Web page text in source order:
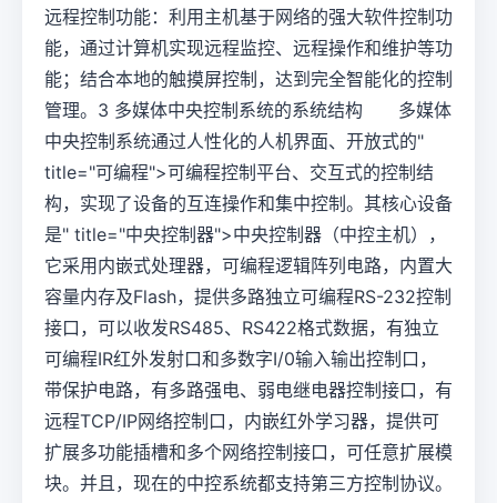
远程控制功能：利用主机基于网络的强大软件控制功
能，通过计算机实现远程监控、远程操作和维护等功
能；结合本地的触摸屏控制，达到完全智能化的控制
管理。3 多媒体中央控制系统的系统结构 多媒体
中央控制系统通过人性化的人机界面、开放式的"
title="可编程">可编程控制平台、交互式的控制结
构，实现了设备的互连操作和集中控制。其核心设备
是" title="中央控制器">中央控制器（中控主机），
它采用内嵌式处理器，可编程逻辑阵列电路，内置大
容量内存及Flash，提供多路独立可编程RS-232控制
接口，可以收发RS485、RS422格式数据，有独立
可编程IR红外发射口和多数字I/0输入输出控制口，
带保护电路，有多路强电、弱电继电器控制接口，有
远程TCP/IP网络控制口，内嵌红外学习器，提供可
扩展多功能插槽和多个网络控制接口，可任意扩展模
块。并且，现在的中控系统都支持第三方控制协议。